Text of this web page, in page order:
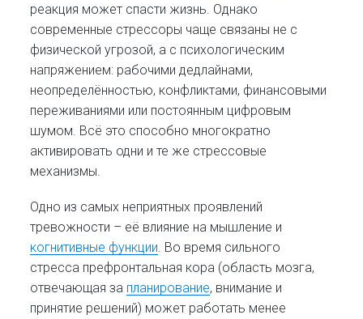
реакция может спасти жизнь. Однако
современные стрессоры чаще связаны не с
физической угрозой, а с психологическим
напряжением: рабочими дедлайнами,
неопределённостью, конфликтами, финансовыми
переживаниями или постоянным цифровым
шумом. Всё это способно многократно
активировать одни и те же стрессовые
механизмы.
Одно из самых неприятных проявлений
тревожности – её влияние на мышление и
когнитивные функции. Во время сильного
стресса префронтальная кора (область мозга,
отвечающая за планирование, внимание и
принятие решений) может работать менее